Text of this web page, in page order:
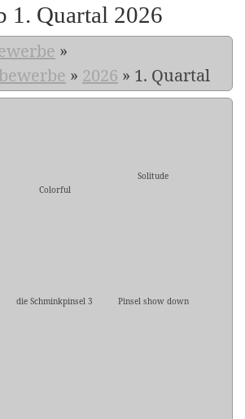
1. Quartal 2026
»
» 2026 » 1. Quartal
Colorful
Solitude
die Schminkpinsel 3 Pinsel show down